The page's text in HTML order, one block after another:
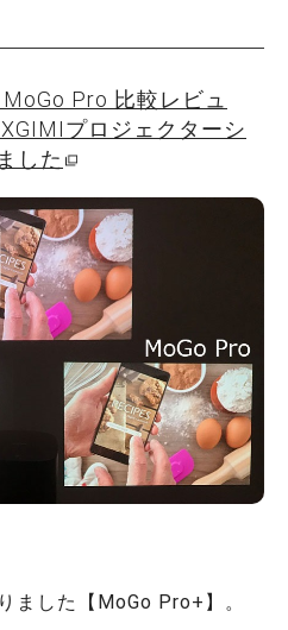
Pro 比較レビュ
プロジェクターシ
した
ました【MoGo Pro+】。